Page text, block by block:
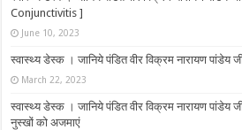
Conjunctivitis ]
June 10, 2023
स्वास्थ्य डेस्क । जानिये पंडित वीर विक्रम नारायण
March 22, 2023
स्वास्थ्य डेस्क । जानिये पंडित वीर विक्रम नारायण पांडेय
नुस्‍खों को अजमाएं